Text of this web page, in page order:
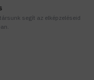
segít az elképzeléseid